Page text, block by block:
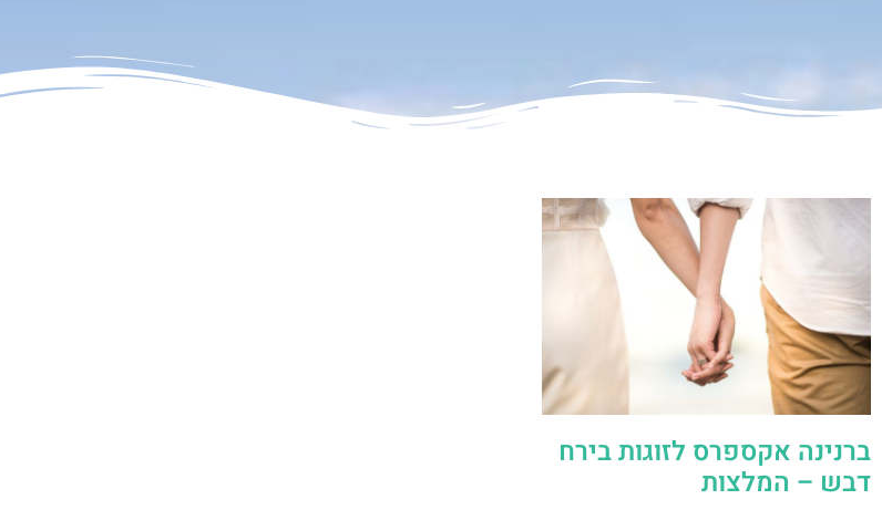
ברנינה אקספרס לזוגות בירח
דבש – המלצות